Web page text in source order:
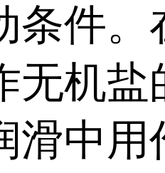
条件。
无机盐
滑中用